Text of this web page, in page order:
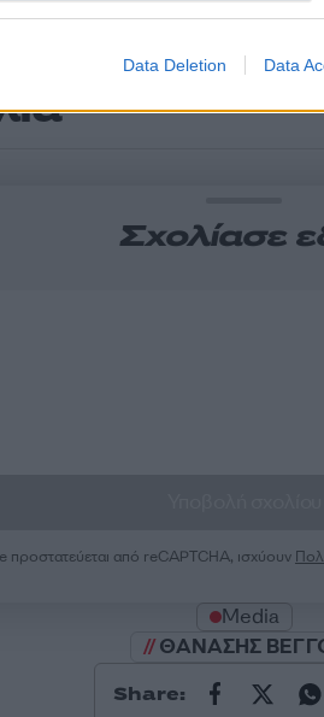
Data Deletion Data
Σχολίασε
προστατεύεται από reCAPTCHA, ισχύουν
Media
ΘΑΝΑΣΗΣ
Share: